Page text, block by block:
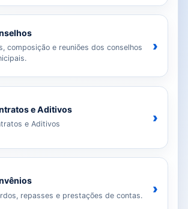
composição e reuniões dos conselhos
›
e Aditivos
e Aditivos ›
repasses e prestações de contas. ›